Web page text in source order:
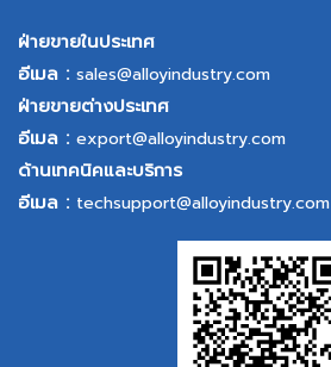
ฝ่ายขายในประเทศ
อีเมล : sales@alloyindustry.com
ฝ่ายขายต่างประเทศ
อีเมล : export@alloyindustry.com
ด้านเทคนิคและบริการ
อีเมล : techsupport@alloyindustry.com